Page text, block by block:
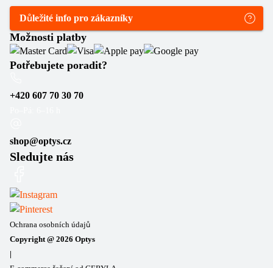
Důležité info pro zákazníky
Možnosti platby
Potřebujete poradit?
+420 607 70 30 70
shop@optys.cz
Sledujte nás
Ochrana osobních údajů
Copyright @ 2026 Optys
|